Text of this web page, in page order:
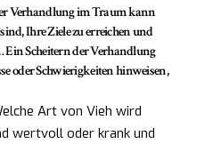
Verhandlung im Traum kann
Ihre Ziele zu erreichen und
Ein Scheitern der Verhandlung
oder Schwierigkeiten hinweisen,
Art von Vieh wird
wertvoll oder krank und